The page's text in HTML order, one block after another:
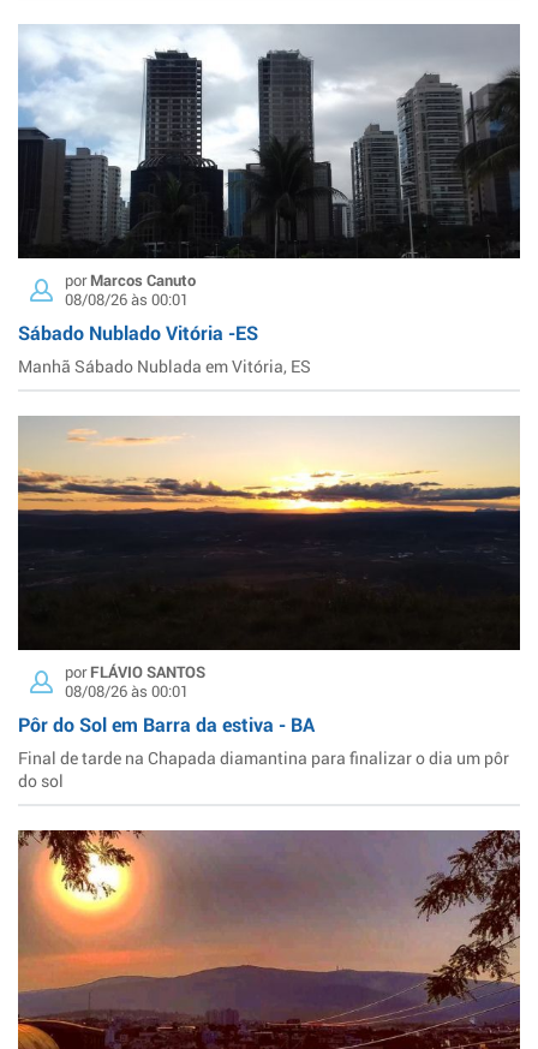
porMarcos Canuto
08/08/26 às 00:01
Sábado Nublado Vitória -ES
Manhã Sábado Nublada em Vitória, ES
porFLÁVIO SANTOS
08/08/26 às 00:01
Pôr do Sol em Barra da estiva - BA
Final de tarde na Chapada diamantina para finalizar o dia um pôr
do sol